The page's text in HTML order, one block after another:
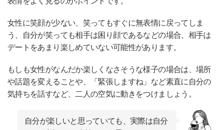
女性に笑顔が少ない、笑ってもすぐに無表情に戻ってしま
う、自分が笑っても相手は困り顔であるなどの場合、相手は
デートをあまり楽しめていない可能性があります。
もしも女性がなんだか楽しくなさそうな様子の場合は、場所
や話題を変えることや、「緊張しますね」など素直に自分の
気持ちを話すなど、二人の空気に動きをつけましょう。
自分が楽しいと思っていても、実際は自分